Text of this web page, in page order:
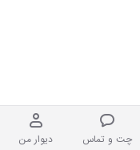
چت و تماس دیوار من